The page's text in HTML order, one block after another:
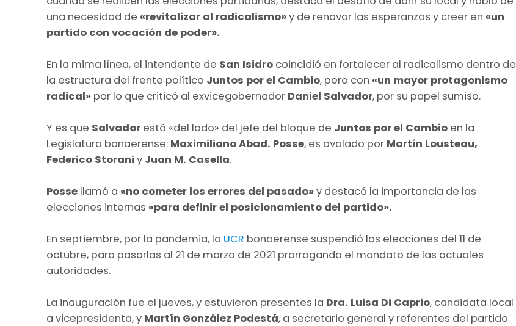
una necesidad de «revitalizar al radicalismo»y de renovar las esperanzas y creer en «un
partido con vocación de poder».
En la mima línea, el intendente de San Isidro coincidió en fortalecer al radicalismo dentro de
la estructura del frente político Juntos por el Cambio, pero con «un mayor protagonismo
radical» por lo que criticó al exvicegobernador Daniel Salvador, por su papel sumiso.
Y es que Salvador está «del lado» del jefe del bloque de Juntos por el Cambio en la
Legislatura bonaerense: Maximiliano Abad. Posse, es avalado por Martín Lousteau,
Federico Storani y Juan M. Casella.
Posse llamó a «no cometer los errores del pasado»y destacó la importancia de las
elecciones internas «para definir el posicionamiento del partido».
En septiembre, por la pandemia, la UCR bonaerense suspendió las elecciones del 11 de
octubre, para pasarlas al 21 de marzo de 2021 prorrogando el mandato de las actuales
autoridades.
La inauguración fue el jueves, y estuvieron presentes la Dra. Luisa Di Caprio, candidata local
a vicepresidenta, y Martín González Podestá, a secretario general y referentes del partido